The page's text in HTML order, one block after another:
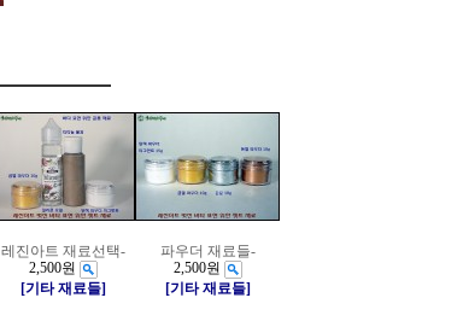
레진아트 재료선택-
2,500원
[기타 재료들]
파우더 재료들-
2,500원
[기타 재료들]